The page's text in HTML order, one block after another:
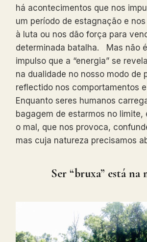
há acontecimentos que nos
um período de estagnação e
à luta ou nos dão força para
determinada batalha. Mas não
impulso que a “energia” se
na dualidade no nosso modo de
reflectido nos comportamentos
Enquanto seres humanos
bagagem de estarmos no limite,
o mal, que nos provoca,
mas cuja natureza precisamos
Ser “bruxa” está na